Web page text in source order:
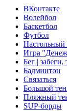
ВКонтакте
Волейбол
Баскетбол
Футбол
Настольный
Игра
Бег |
Бадминтон
Связаться
Большой
Пляжный
SUP-борды